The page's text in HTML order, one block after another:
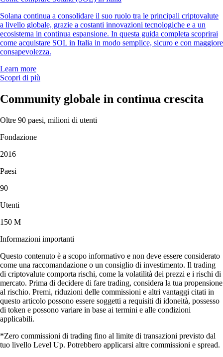
Solana continua a consolidare il suo ruolo tra le principali criptovalute
a livello globale, grazie a costanti innovazioni tecnologiche e a un
ecosistema in continua espansione. In questa guida completa scoprirai
come acquistare SOL in Italia in modo semplice, sicuro e con maggiore
consapevolezza.
Learn more
Scopri di più
Community globale in continua crescita
Oltre 90 paesi, milioni di utenti
Fondazione
2016
Paesi
90
Utenti
150 M
Informazioni importanti
Questo contenuto è a scopo informativo e non deve essere considerato
come una raccomandazione o un consiglio di investimento. Il trading
di criptovalute comporta rischi, come la volatilità dei prezzi e i rischi di
mercato. Prima di decidere di fare trading, considera la tua propensione
al rischio. Premi, riduzioni delle commissioni e altri vantaggi citati in
questo articolo possono essere soggetti a requisiti di idoneità, possesso
di token e possono variare in base ai termini e alle condizioni
applicabili.
*Zero commissioni di trading fino al limite di transazioni previsto dal
tuo livello Level Up. Potrebbero applicarsi altre commissioni e spread.